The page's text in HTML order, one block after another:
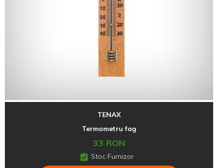
TENAX
Termometru fag
33 RON
Stoc Furnizor